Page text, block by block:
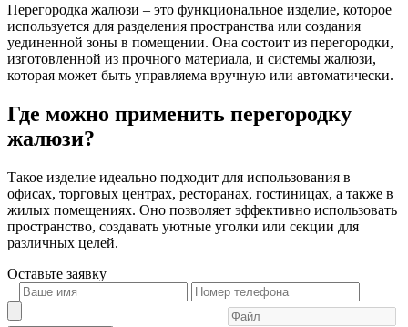
Перегородка жалюзи – это функциональное изделие, которое
используется для разделения пространства или создания
уединенной зоны в помещении. Она состоит из перегородки,
изготовленной из прочного материала, и системы жалюзи,
которая может быть управляема вручную или автоматически.
Где можно применить перегородку
жалюзи?
Такое изделие идеально подходит для использования в
офисах, торговых центрах, ресторанах, гостиницах, а также в
жилых помещениях. Оно позволяет эффективно использовать
пространство, создавать уютные уголки или секции для
различных целей.
Оставьте заявку